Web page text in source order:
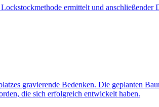
ermittelt und
gravierende Bedenken. Die geplanten
die sich erfolgreich entwickelt haben.